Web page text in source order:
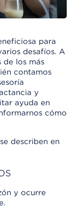
para
desafíos. A
de los más
contamos
y
ayuda en
cómo
describen en
y ocurre